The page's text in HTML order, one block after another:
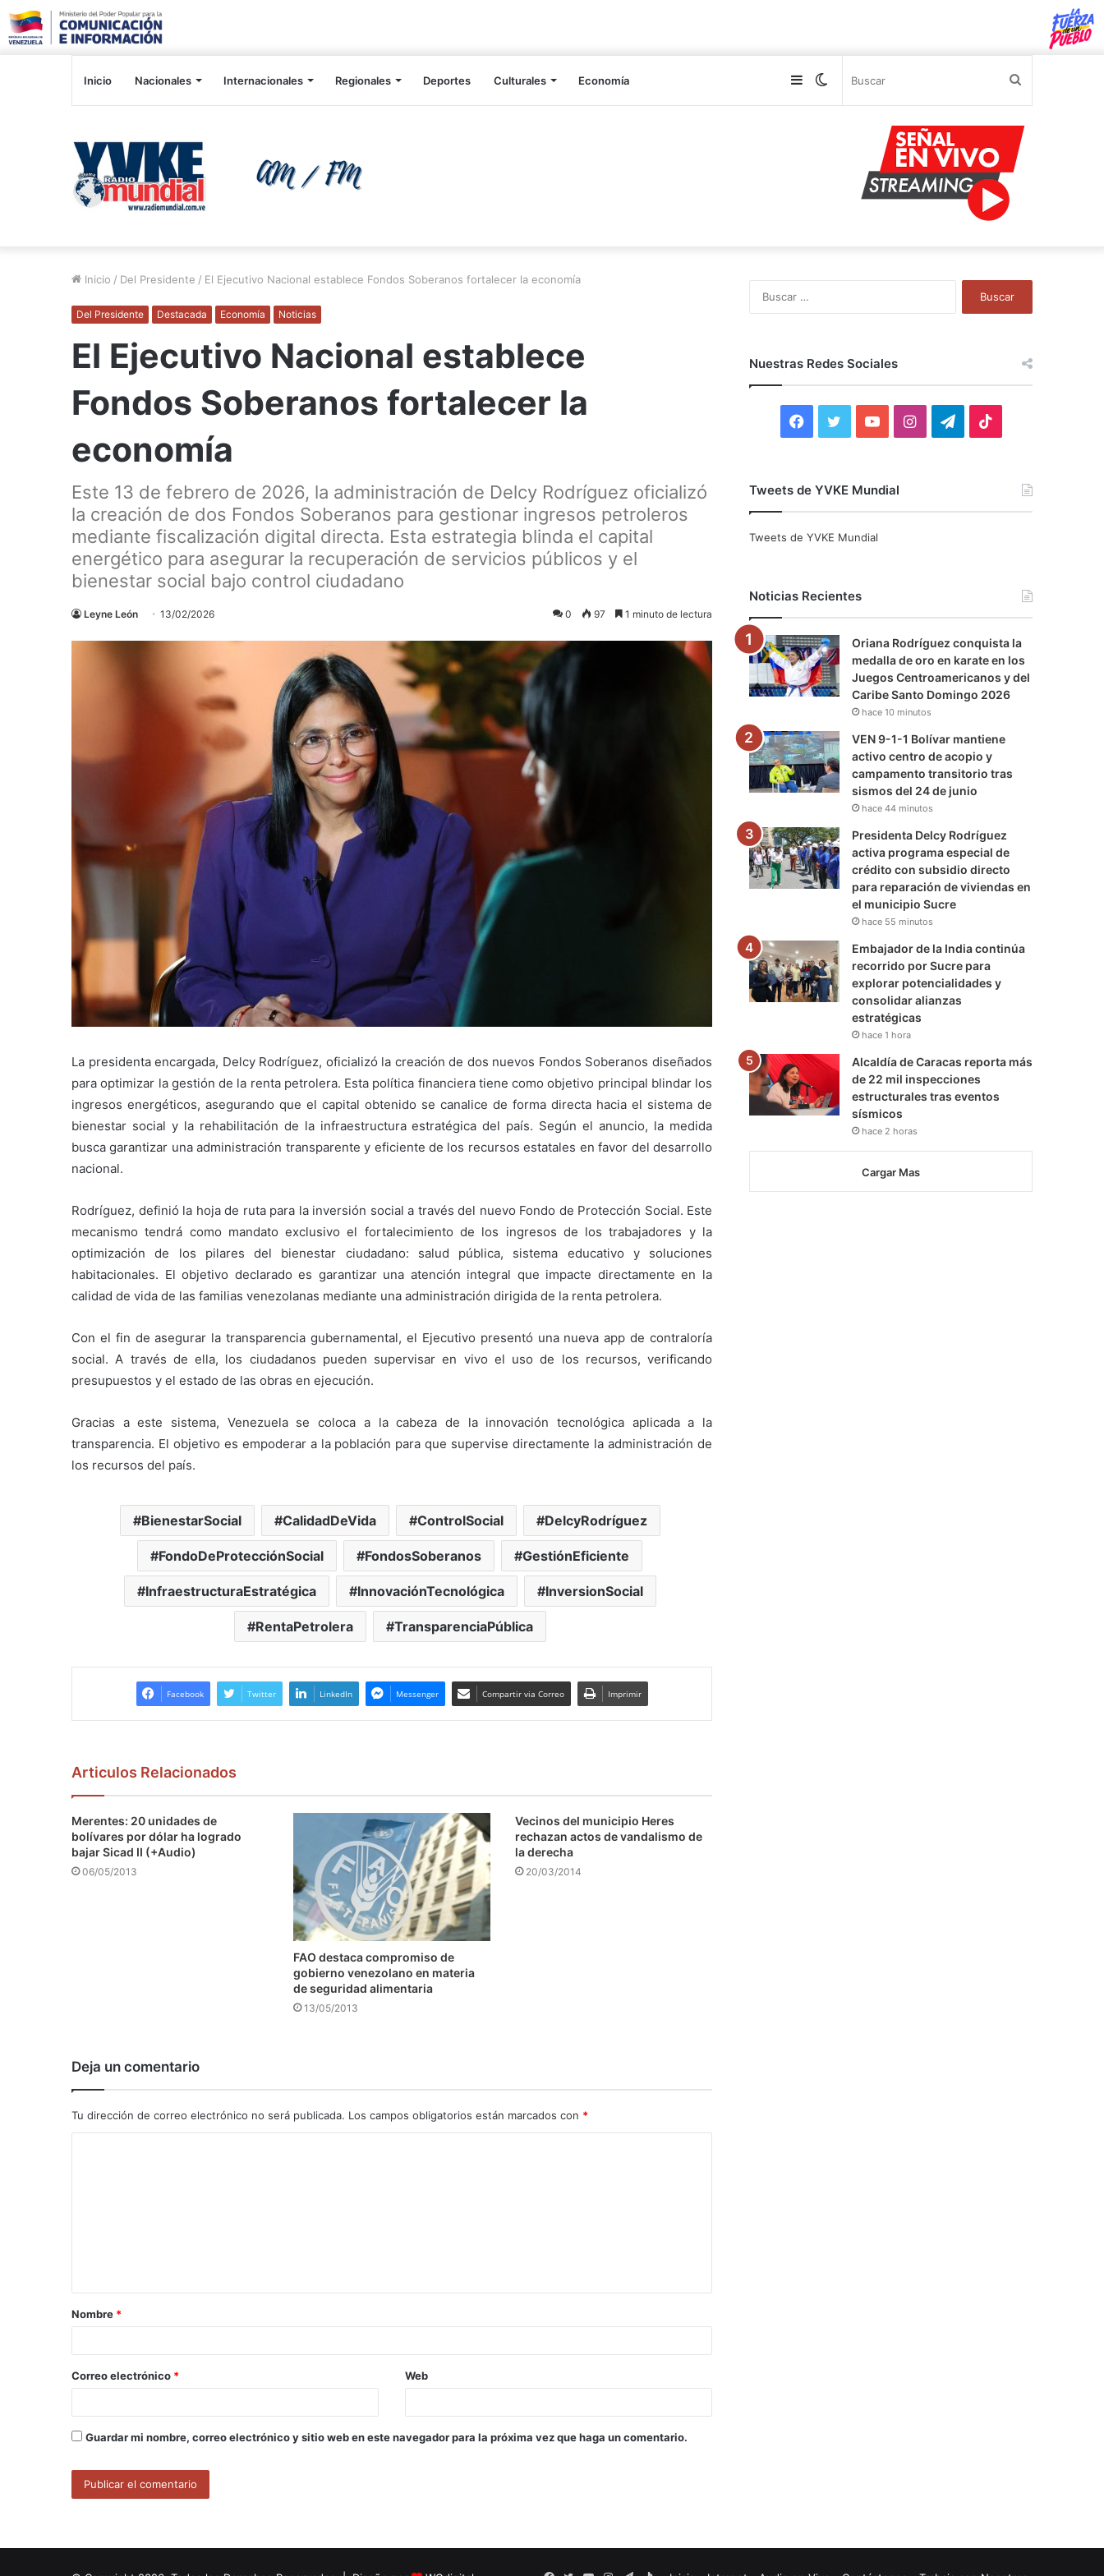
Inicio Nacionales Internacionales Regionales Deportes Culturales Economía Switch
Sidebar
Inicio / Del Presidente / El Ejecutivo Nacional establece Fondos Soberanos fortalecer la economía
Del Presidente Destacada Economía Noticias
El Ejecutivo Nacional establece
Fondos Soberanos fortalecer la
economía
Este 13 de febrero de 2026, la administración de Delcy Rodríguez oficializó
la creación de dos Fondos Soberanos para gestionar ingresos petroleros
mediante fiscalización digital directa. Esta estrategia blinda el capital
energético para asegurar la recuperación de servicios públicos y el
bienestar social bajo control ciudadano
Leyne León 13/02/2026 0 97 1 minuto de lectura
La presidenta encargada, Delcy Rodríguez, oficializó la creación de dos nuevos Fondos Soberanos diseñados
para optimizar la gestión de la renta petrolera. Esta política financiera tiene como objetivo principal blindar los
ingresos energéticos, asegurando que el capital obtenido se canalice de forma directa hacia el sistema de
bienestar social y la rehabilitación de la infraestructura estratégica del país. Según el anuncio, la medida
busca garantizar una administración transparente y eficiente de los recursos estatales en favor del desarrollo
nacional.
Rodríguez, definió la hoja de ruta para la inversión social a través del nuevo Fondo de Protección Social. Este
mecanismo tendrá como mandato exclusivo el fortalecimiento de los ingresos de los trabajadores y la
optimización de los pilares del bienestar ciudadano: salud pública, sistema educativo y soluciones
habitacionales. El objetivo declarado es garantizar una atención integral que impacte directamente en la
calidad de vida de las familias venezolanas mediante una administración dirigida de la renta petrolera.
Con el fin de asegurar la transparencia gubernamental, el Ejecutivo presentó una nueva app de contraloría
social. A través de ella, los ciudadanos pueden supervisar en vivo el uso de los recursos, verificando
presupuestos y el estado de las obras en ejecución.
Gracias a este sistema, Venezuela se coloca a la cabeza de la innovación tecnológica aplicada a la
transparencia. El objetivo es empoderar a la población para que supervise directamente la administración de
los recursos del país.
BienestarSocial CalidadDeVida ControlSocial DelcyRodríguez
FondoDeProtecciónSocial FondosSoberanos GestiónEficiente
InfraestructuraEstratégica InnovaciónTecnológica InversionSocial
RentaPetrolera TransparenciaPública
Facebook Twitter LinkedIn Messenger Compartir via Correo Imprimir
Articulos Relacionados
Merentes: 20 unidades de
bolívares por dólar ha logrado
bajar Sicad II (+Audio)
06/05/2013
FAO destaca compromiso de
gobierno venezolano en materia
de seguridad alimentaria
13/05/2013
Vecinos del municipio Heres
rechazan actos de vandalismo de
la derecha
20/03/2014
Deja un comentario
Tu dirección de correo electrónico no será publicada. Los campos obligatorios están marcados con *
a
r
*
Nombre *
Correo electrónico * Web
Guardar mi nombre, correo electrónico y sitio web en este navegador para la próxima vez que haga un comentario.
Nuestras Redes Sociales
F
c
o
k
i
r
Y
u
e
I
r
a
m
T
a
m
Tweets de YVKE Mundial
Tweets de YVKE Mundial
Noticias Recientes
Oriana Rodríguez conquista la
medalla de oro en karate en los
Juegos Centroamericanos y del
Caribe Santo Domingo 2026
hace 10 minutos
VEN 9-1-1 Bolívar mantiene
activo centro de acopio y
campamento transitorio tras
sismos del 24 de junio
hace 44 minutos
Presidenta Delcy Rodríguez
activa programa especial de
crédito con subsidio directo
para reparación de viviendas en
el municipio Sucre
hace 55 minutos
Embajador de la India continúa
recorrido por Sucre para
explorar potencialidades y
consolidar alianzas
estratégicas
hace 1 hora
Alcaldía de Caracas reporta más
de 22 mil inspecciones
estructurales tras eventos
sísmicos
hace 2 horas
Cargar Mas